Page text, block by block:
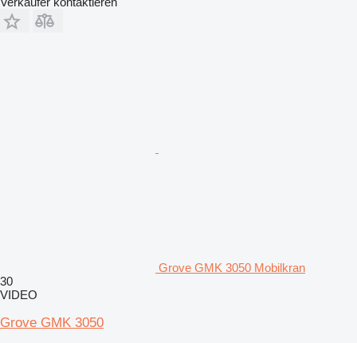
Grove GMK 3050 Mobilkran
30
VIDEO
Grove GMK 3050